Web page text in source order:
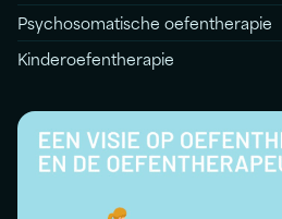
Psychosomatische oefentherapie
Kinderoefentherapie